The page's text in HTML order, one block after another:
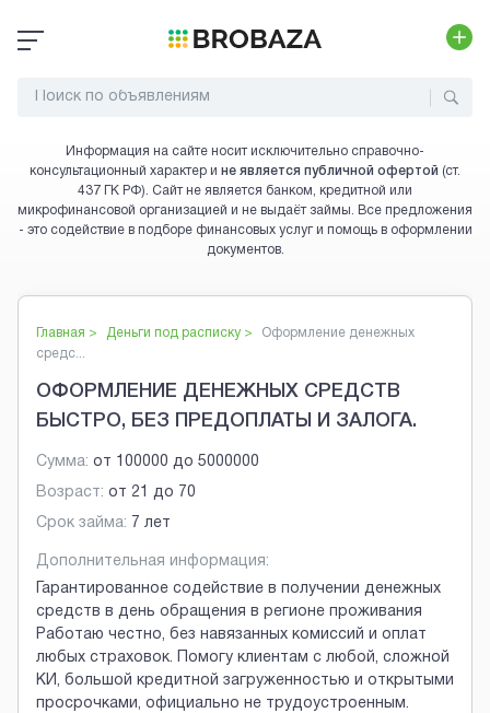
Информация на сайте носит исключительно справочно-
консультационный характер и не является публичной офертой (ст.
437 ГК РФ). Сайт не является банком, кредитной или
микрофинансовой организацией и не выдаёт займы. Все предложения
- это содействие в подборе финансовых услуг и помощь в оформлении
документов.
Главная > Деньги под расписку >
Оформление денежных
средс...
ОФОРМЛЕНИЕ ДЕНЕЖНЫХ СРЕДСТВ
БЫСТРО, БЕЗ ПРЕДОПЛАТЫ И ЗАЛОГА.
Сумма: от 100000 до 5000000
Возраст: от 21 до 70
Срок займа: 7 лет
Дополнительная информация:
Гарантированное содействие в получении денежных
средств в день обращения в регионе проживания
Работаю честно, без навязанных комиссий и оплат
любых страховок. Помогу клиентам с любой, сложной
КИ, большой кредитной загруженностью и открытыми
просрочками, официально не трудоустроенным.